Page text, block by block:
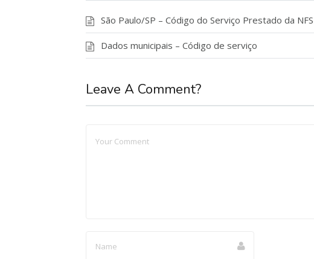
São Paulo/SP – Código do Serviço Prestado da
Dados municipais – Código de serviço
Leave A Comment?